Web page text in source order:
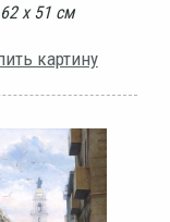
62 х 51 см
картину